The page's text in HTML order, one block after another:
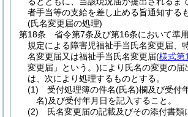
者手当等の支給を差し止める旨通知する
(氏名変更届の処理)
第18条
省令第7条及び第16条において準
規定による障害児福祉手当氏名変更届、
名変更届又は福祉手当氏名変更届(様式第
変更届」という。)により氏名の変更の届
は、次により処理するものとする。
(1)
受付処理簿の件名(氏名)欄及び受付
名)及び受付年月日を記入すること。
(2)
氏名変更届の記載及びその添付書類